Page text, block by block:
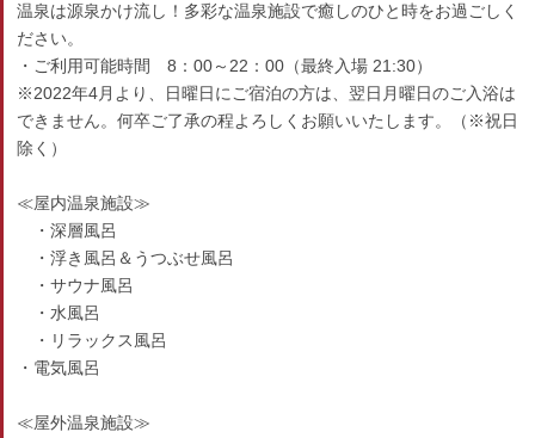
温泉は源泉かけ流し！多彩な温泉施設で癒しのひと時をお過ごしく
ださい。
・ご利用可能時間 8：00～22：00（最終入場 21:30）
※2022年4月より、日曜日にご宿泊の方は、翌日月曜日のご入浴は
できません。何卒ご了承の程よろしくお願いいたします。（※祝日
除く）
≪屋内温泉施設≫
・深層風呂
・浮き風呂＆うつぶせ風呂
・サウナ風呂
・水風呂
・リラックス風呂
・電気風呂
≪屋外温泉施設≫